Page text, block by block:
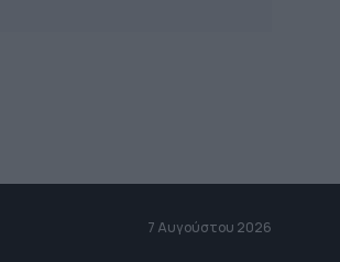
7 Αυγούστου 2026